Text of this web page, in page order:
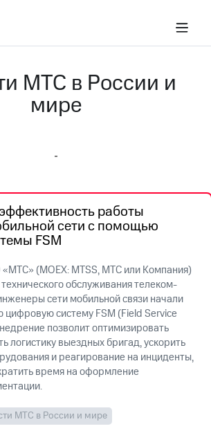
МТС в России и
мире
работы
сети с помощью
FSM
(MOEX: MTSS, МТС или Компания)
обслуживания телеком-
сети мобильной связи начали
цифровую систему FSM (Field Service
позволит оптимизировать
логистику выездных бригад, ускорить
и реагирование на инциденты,
время на оформление
МТС в России и мире